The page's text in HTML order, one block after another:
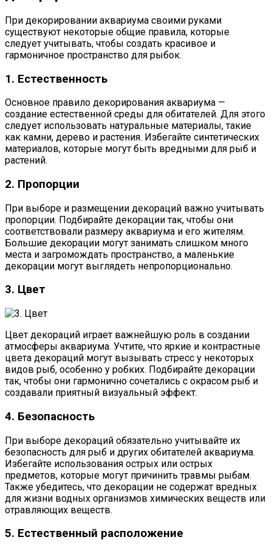
При декорировании аквариума своими руками
существуют некоторые общие правила, которые
следует учитывать, чтобы создать красивое и
гармоничное пространство для рыбок.
1. Естественность
Основное правило декорирования аквариума —
создание естественной среды для обитателей. Для этого
следует использовать натуральные материалы, такие
как камни, дерево и растения. Избегайте синтетических
материалов, которые могут быть вредными для рыб и
растений.
2. Пропорции
При выборе и размещении декораций важно учитывать
пропорции. Подбирайте декорации так, чтобы они
соответствовали размеру аквариума и его жителям.
Большие декорации могут занимать слишком много
места и загромождать пространство, а маленькие
декорации могут выглядеть непропорционально.
3. Цвет
Цвет декораций играет важнейшую роль в создании
атмосферы аквариума. Учтите, что яркие и контрастные
цвета декораций могут вызывать стресс у некоторых
видов рыб, особенно у робких. Подбирайте декорации
так, чтобы они гармонично сочетались с окрасом рыб и
создавали приятный визуальный эффект.
4. Безопасность
При выборе декораций обязательно учитывайте их
безопасность для рыб и других обитателей аквариума.
Избегайте использования острых или острых
предметов, которые могут причинить травмы рыбам.
Также убедитесь, что декорации не содержат вредных
для жизни водных организмов химических веществ или
отравляющих веществ.
5. Естественный расположение